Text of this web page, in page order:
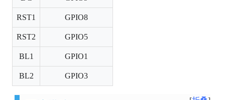
RST1 GPIO8
RST2 GPIO5
BL1 GPIO1
BL2 GPIO3